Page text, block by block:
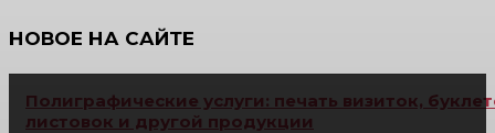
НОВОЕ НА САЙТЕ
Полиграфические услуги: печать визиток,
листовок и другой продукции